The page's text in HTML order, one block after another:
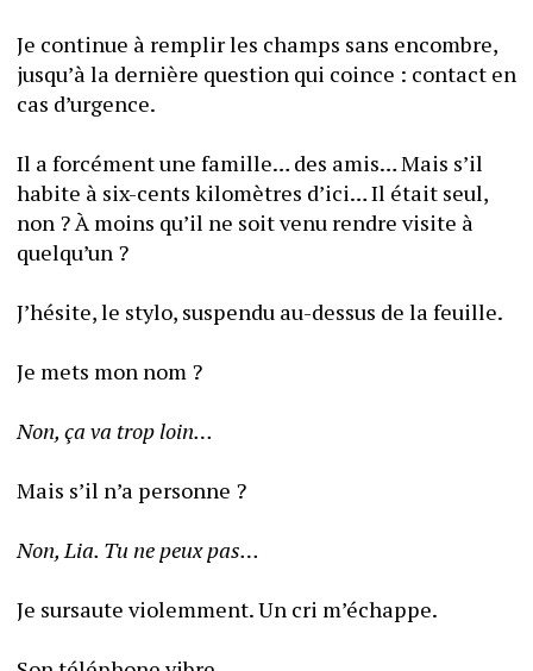
Je continue à remplir les champs sans encombre,
jusqu’à la dernière question qui coince : contact en
Il a forcément une famille… des amis… Mais s’il
habite à six-cents kilomètres d’ici… Il était seul,
non ? À moins qu’il ne soit venu rendre visite à
quelqu’un ?
Je mets mon nom ?
Non, ça va trop loin…
Mais s’il n’a personne ?
Non, Lia. Tu ne peux pas…